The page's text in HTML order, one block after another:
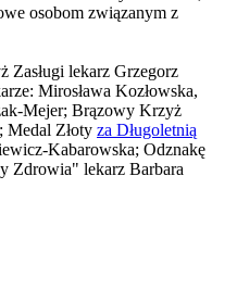
osobom związanym z
Zasługi lekarz Grzegorz
Mirosława Kozłowska,
Mejer; Brązowy Krzyż
Medal Złoty za Długoletnią
Kabarowska; Odznakę
Zdrowia" lekarz Barbara